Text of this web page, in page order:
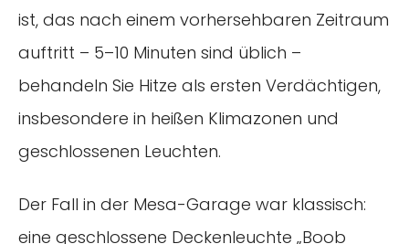
ist, das nach einem vorhersehbaren Zeitraum
auftritt – 5–10 Minuten sind üblich –
behandeln Sie Hitze als ersten Verdächtigen,
insbesondere in heißen Klimazonen und
geschlossenen Leuchten.
Der Fall in der Mesa-Garage war klassisch:
eine geschlossene Deckenleuchte „Boob